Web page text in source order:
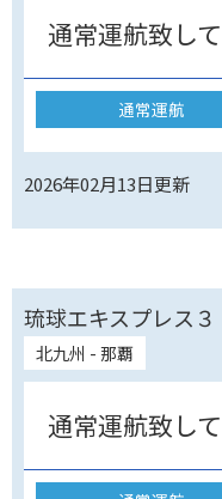
通常運航致して
通常運航
2026年02月13日更新
琉球エキスプレス３
北九州 - 那覇
通常運航致して